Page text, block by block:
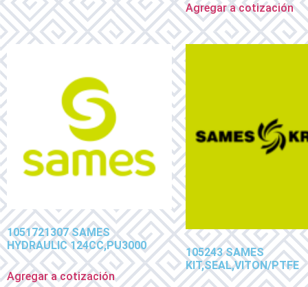
Agregar a cotización
1051721307 SAMES
HYDRAULIC 124CC,PU3000
Agregar a cotización
105243 SAMES
KIT,SEAL,VITON/PTFE